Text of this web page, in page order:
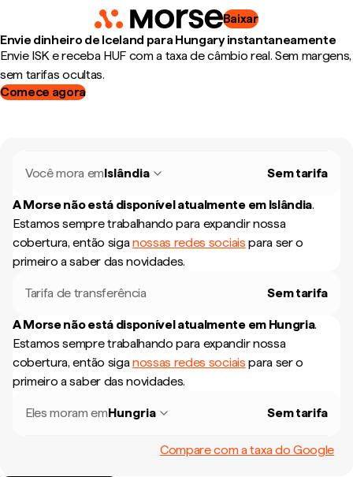
Baixar
Envie dinheiro de Iceland para Hungary instantaneamente
Envie ISK e receba HUF com a taxa de câmbio real. Sem margens,
sem tarifas ocultas.
Comece agora
Você mora emIslândia Sem tarifa
A Morse não está disponível atualmente em Islândia.
Estamos sempre trabalhando para expandir nossa
cobertura, então siganossas redes sociais para ser o
primeiro a saber das novidades.
Tarifa de transferência Sem tarifa
A Morse não está disponível atualmente em Hungria.
Estamos sempre trabalhando para expandir nossa
cobertura, então siganossas redes sociais para ser o
primeiro a saber das novidades.
Eles moram emHungria Sem tarifa
Compare com a taxa do Google